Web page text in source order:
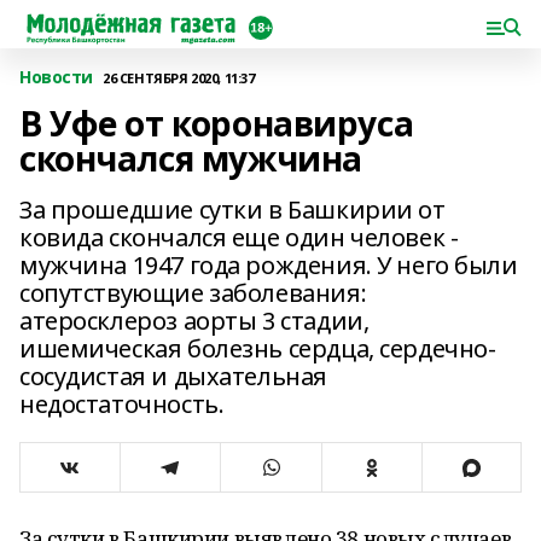
Новости 26 СЕНТЯБРЯ 2020, 11:37
В Уфе от коронавируса
скончался мужчина
За прошедшие сутки в Башкирии от
ковида скончался еще один человек -
мужчина 1947 года рождения. У него были
сопутствующие заболевания:
атеросклероз аорты 3 стадии,
ишемическая болезнь сердца, сердечно-
сосудистая и дыхательная
недостаточность.